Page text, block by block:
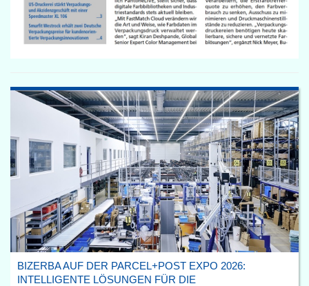
BIZERBA AUF DER PARCEL+POST EXPO 2026:
INTELLIGENTE LÖSUNGEN FÜR DIE